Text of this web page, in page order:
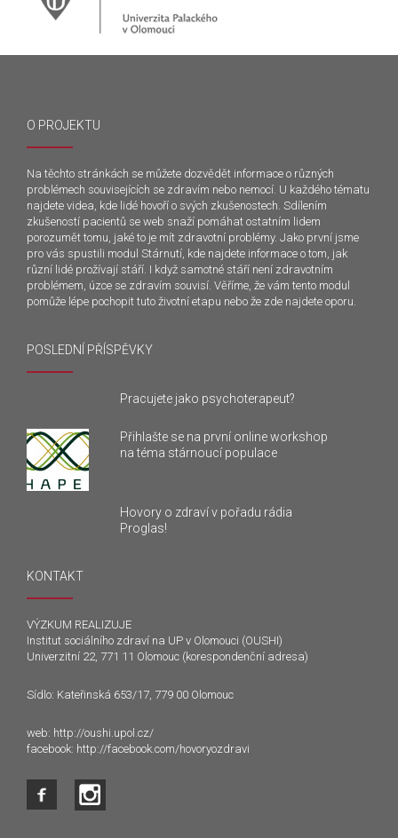
O PROJEKTU
Na těchto stránkách se můžete dozvědět informace o různých
problémech souvisejících se zdravím nebo nemocí. U každého tématu
najdete videa, kde lidé hovoří o svých zkušenostech. Sdílením
zkušeností pacientů se web snaží pomáhat ostatním lidem
porozumět tomu, jaké to je mít zdravotní problémy. Jako první jsme
pro vás spustili modul Stárnutí, kde najdete informace o tom, jak
různí lidé prožívají stáří. I když samotné stáří není zdravotním
problémem, úzce se zdravím souvisí. Věříme, že vám tento modul
pomůže lépe pochopit tuto životní etapu nebo že zde najdete oporu.
POSLEDNÍ PŘÍSPĚVKY
Pracujete jako psychoterapeut?
Přihlašte se na první online workshop
na téma stárnoucí populace
Hovory o zdraví v pořadu rádia
Proglas!
KONTAKT
VÝZKUM REALIZUJE
Institut sociálního zdraví na UP v Olomouci (OUSHI)
Univerzitní 22, 771 11 Olomouc (korespondenční adresa)
Sídlo: Kateřinská 653/17, 779 00 Olomouc
web: http://oushi.upol.cz/
facebook: http://facebook.com/hovoryozdravi